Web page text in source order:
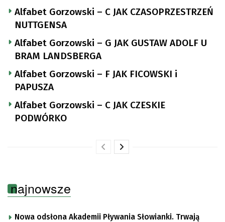
Alfabet Gorzowski – C JAK CZASOPRZESTRZEŃ
NUTTGENSA
Alfabet Gorzowski – G JAK GUSTAW ADOLF U
BRAM LANDSBERGA
Alfabet Gorzowski – F JAK FICOWSKI i
PAPUSZA
Alfabet Gorzowski – C JAK CZESKIE
PODWÓRKO
najnowsze
Nowa odsłona Akademii Pływania Słowianki. Trwają